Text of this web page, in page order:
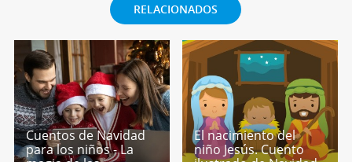
RELACIONADOS
Cuentos de Navidad
para los niños - La
El nacimiento del
niño Jesús. Cuento